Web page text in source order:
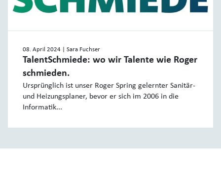
08. April 2024 | Sara Fuchser
TalentSchmiede: wo wir Talente wie Roger
schmieden.
Ursprünglich ist unser Roger Spring gelernter Sanitär-
und Heizungsplaner, bevor er sich im 2006 in die
Informatik...